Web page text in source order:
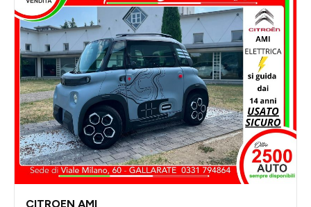
CITROEN AMI